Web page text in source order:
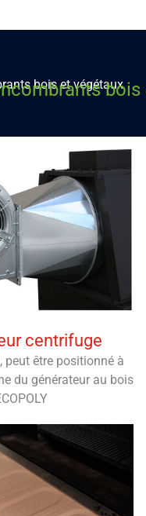
bois et végétaux
centrifuge
peut être positionné à
du générateur au bois